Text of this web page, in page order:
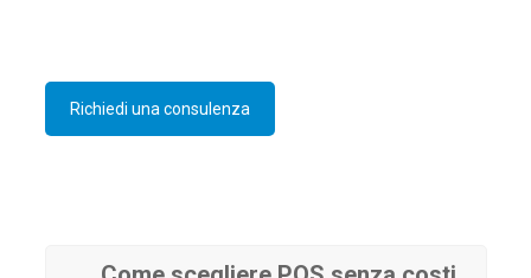
Richiedi una consulenza